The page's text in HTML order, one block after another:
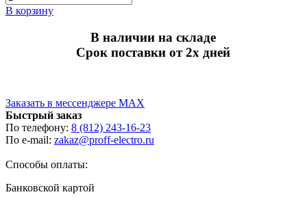
В корзину
В наличии на складе
Срок поставки от 2х дней
Заказать в мессенджере MAX
Быстрый заказ
По телефону: 8 (812) 243-16-23
По e-mail: zakaz@proff-electro.ru
Способы оплаты:
Банковской картой